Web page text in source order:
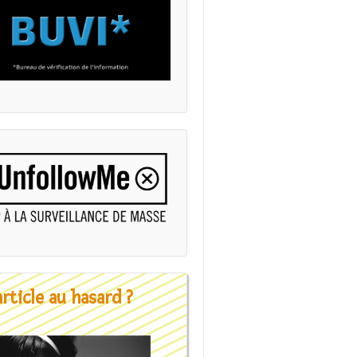
au hasard ?